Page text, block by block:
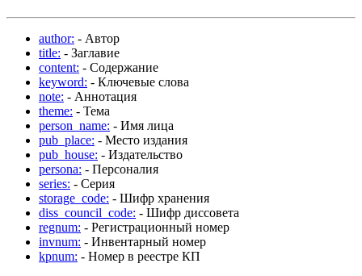
author: - Автор
title: - Заглавие
content: - Содержание
keyword: - Ключевые слова
note: - Аннотация
theme: - Тема
person_name: - Имя лица
pub_place: - Место издания
pub_house: - Издательство
persona: - Персоналия
series: - Серия
storage_code: - Шифр хранения
diss_council_code: - Шифр диссовета
regnum: - Регистрационный номер
invnum: - Инвентарный номер
kpnum: - Номер в реестре КП